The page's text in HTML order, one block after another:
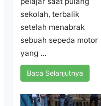
sekolah, terbalik
setelah menabrak
sebuah sepeda motor
yang ...
Baca Selanjutnya